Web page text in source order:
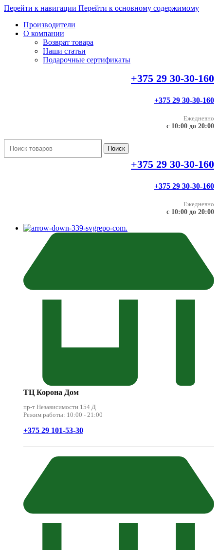
Перейти к навигации Перейти к основному содержимому
Производители
О компании
Возврат товара
Наши статьи
Подарочные сертификаты
+375 29 30-30-160
+375 29 30-30-160
Ежедневно
с 10:00 до 20:00
Поиск
+375 29 30-30-160
+375 29 30-30-160
Ежедневно
с 10:00 до 20:00
.
ТЦ Корона Дом
пр-т Независимости 154 Д
Режим работы: 10:00 - 21:00
+375 29 101-53-30